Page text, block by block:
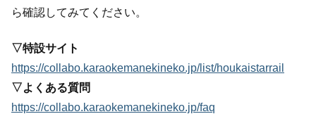
ら確認してみてください。
▽特設サイト
https://collabo.karaokemanekineko.jp/list/houkaistarrail
▽よくある質問
https://collabo.karaokemanekineko.jp/faq